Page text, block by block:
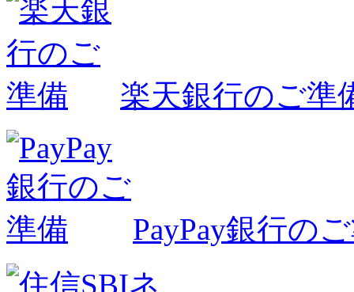
楽天銀行のご準
PayPay銀行の